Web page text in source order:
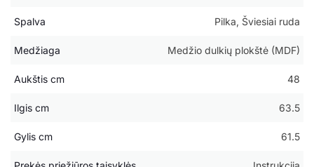
Spalva Pilka, Šviesiai ruda
Medžiaga Medžio dulkių plokštė (MDF)
Aukštis cm 48
Ilgis cm 63.5
Gylis cm 61.5